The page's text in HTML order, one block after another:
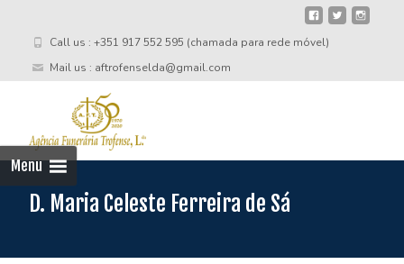
Call us : +351 917 552 595 (chamada para rede móvel)
Mail us : aftrofenselda@gmail.com
Menu
D. Maria Celeste Ferreira de Sá